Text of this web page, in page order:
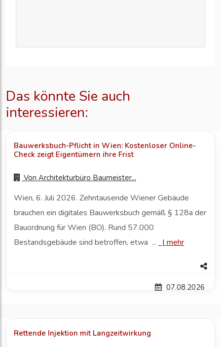
Das könnte Sie auch
interessieren:
Bauwerksbuch-Pflicht in Wien: Kostenloser Online-
Check zeigt Eigentümern ihre Frist
Von Architekturbüro Baumeister...
Wien, 6. Juli 2026. Zehntausende Wiener Gebäude
brauchen ein digitales Bauwerksbuch gemäß § 128a der
Bauordnung für Wien (BO). Rund 57.000
Bestandsgebäude sind betroffen, etwa ...
| mehr
07.08.2026
Rettende Injektion mit Langzeitwirkung